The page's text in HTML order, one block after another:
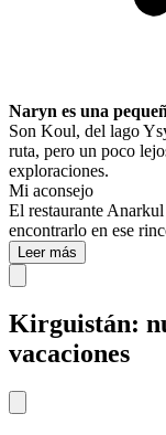
Naryn es una
Son Koul, del lago
ruta, pero un poco
exploraciones.
Mi aconsejo
El restaurante
encontrarlo en ese
Leer más
Kirguistán:
vacaciones